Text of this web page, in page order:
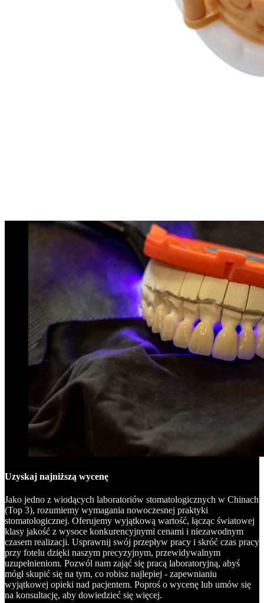
Uzyskaj najniższą wycenę
Jako jedno z wiodących laboratoriów stomatologicznych w Chinach
(Top 3), rozumiemy wymagania nowoczesnej praktyki
stomatologicznej. Oferujemy wyjątkową wartość, łącząc światowej
klasy jakość z wysoce konkurencyjnymi cenami i niezawodnym
czasem realizacji. Usprawnij swój przepływ pracy i skróć czas pracy
przy fotelu dzięki naszym precyzyjnym, przewidywalnym
uzupełnieniom. Pozwól nam zająć się pracą laboratoryjną, abyś
mógł skupić się na tym, co robisz najlepiej - zapewnianiu
wyjątkowej opieki nad pacjentem. Poproś o wycenę lub umów się
na konsultację, aby dowiedzieć się więcej.